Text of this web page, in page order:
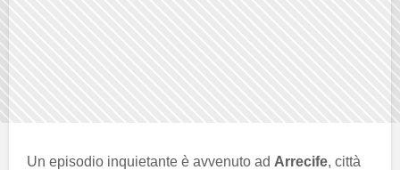
Un episodio inquietante è avvenuto ad Arrecife, città